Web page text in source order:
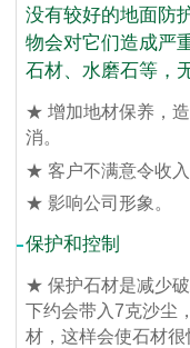
没有较好的地面防
物会对它们造成严
石材、水磨石等，
★ 增加地材保养，
消。
★ 客户不满意令收入
★ 影响公司形象。
保护和控制
★ 保护石材是减少
下约会带入7克沙尘
材，这样会使石材